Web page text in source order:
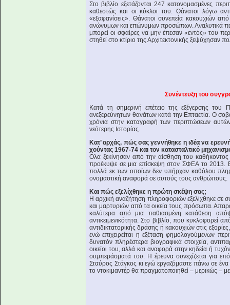
Στο βιβλίο εξετάζονται 247 κατονομασμένες
καθεστώς και οι κύκλοι του. Θάνατοι λόγω
«εξαφανίσεις». Θάνατοι συνεπεία κακουχιών
ανώνυμων και επώνυμων προσώπων. Αναλυτικά
μπορεί οι σφαίρες να μην έπεσαν «εντός» του
στηθεί στο κτίριο της Αρχιτεκτονικής ξεψύχησαν
Συνέντευξη του
Κατά τη σημερινή επέτειο της εξέγερσης του
ανεξερεύνητων θανάτων κατά την Επταετία. Ο
χρόνια στην καταγραφή των περιπτώσεων
νεότερης Ιστορίας.
Κατ’ αρχάς, πώς σας γεννήθηκε η ιδέα να
χούντας 1967-74 και τον κατασταλτικό
Ολα ξεκίνησαν από την αίσθηση του
προέκυψε σε μια επίσκεψη στον ΣΦΕΑ το 2013.
πολλά εκ των οποίων δεν υπήρχαν καθόλου
ονομαστική αναφορά σε αυτούς τους ανθρώπους.
Και πώς εξελίχθηκε η πρώτη σκέψη σας;
Η αρχική αναζήτηση πληροφοριών εξελίχθηκε σε
και μαρτυριών από τα οικεία τους πρόσωπα.
καλύτερα από μια παθιασμένη κατάθεση
αντικειμενικότητα. Στο βιβλίο, που κυκλοφορεί
αντιδικτατορικής δράσης ή κακουχιών στις
ενώ επιχειρείται η εξέταση φημολογούμενων
δυνατόν πληρέστερα βιογραφικά στοιχεία,
οικείοι του, αλλά και αναφορά στην κηδεία ή
συμπεράσματά του. Η έρευνα συνεχίζεται για
Σταύρος Στάγκος κι εγώ εργαζόμαστε πάνω σε ένα
το ντοκιμαντέρ θα πραγματοποιηθεί – μερικώς –